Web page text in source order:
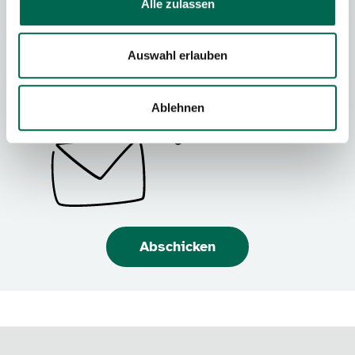
Alle zulassen
Auswahl erlauben
Ablehnen
Bearbeitung meiner Anfrage erhoben, verarbeitet, übermittelt und
Unterseite zum Datenschutz entnehmen.
Abschicken